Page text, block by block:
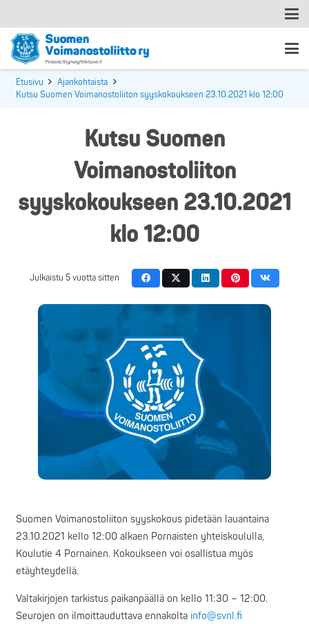
Etusivu
Ajankohtaista
Kutsu Suomen Voimanostoliiton syyskokoukseen 23.10.2021 klo 12:00
Kutsu Suomen
Voimanostoliiton
syyskokoukseen 23.10.2021
klo 12:00
Julkaistu5 vuotta sitten
Suomen Voimanostoliiton syyskokous pidetään lauantaina
23.10.2021 kello 12:00 alkaen Pornaisten yhteiskoululla,
Koulutie 4 Pornainen. Kokoukseen voi osallistua myös
etäyhteydellä.
Valtakirjojen tarkistus paikanpäällä on kello 11:30 – 12:00.
Seurojen on ilmoittauduttava ennakolta info@svnl.fi